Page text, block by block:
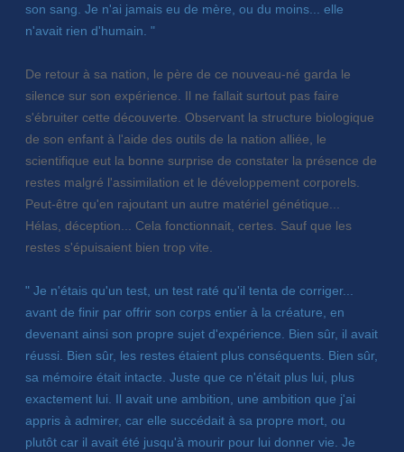
son sang. Je n'ai jamais eu de mère, ou du moins... elle
n'avait rien d'humain. "
De retour à sa nation, le père de ce nouveau-né garda le
silence sur son expérience. Il ne fallait surtout pas faire
s'ébruiter cette découverte. Observant la structure biologique
de son enfant à l'aide des outils de la nation alliée, le
scientifique eut la bonne surprise de constater la présence de
restes malgré l'assimilation et le développement corporels.
Peut-être qu'en rajoutant un autre matériel génétique...
Hélas, déception... Cela fonctionnait, certes. Sauf que les
restes s'épuisaient bien trop vite.
" Je n'étais qu'un test, un test raté qu'il tenta de corriger...
avant de finir par offrir son corps entier à la créature, en
devenant ainsi son propre sujet d'expérience. Bien sûr, il avait
réussi. Bien sûr, les restes étaient plus conséquents. Bien sûr,
sa mémoire était intacte. Juste que ce n'était plus lui, plus
exactement lui. Il avait une ambition, une ambition que j'ai
appris à admirer, car elle succédait à sa propre mort, ou
plutôt car il avait été jusqu'à mourir pour lui donner vie. Je